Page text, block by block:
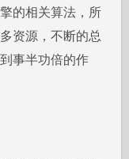
的相关算法，所
资源，不断的总
事半功倍的作